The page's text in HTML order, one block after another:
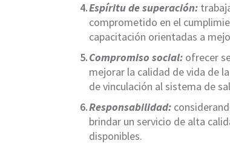
Espíritu de superación:
comprometido en el
capacitación orientadas a
Compromiso social: ofrecer
mejorar la calidad de vida de
de vinculación al sistema de
Responsabilidad:
brindar un servicio de alta
disponibles.